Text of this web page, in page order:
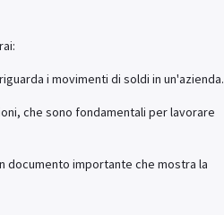
i movimenti di soldi in un'azienda.
che sono fondamentali per lavorare
documento importante che mostra la